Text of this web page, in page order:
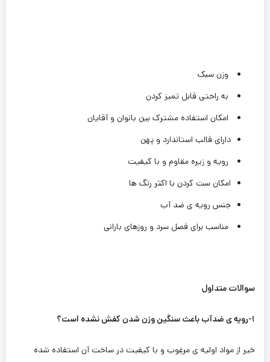
وزن سبک
به راحتی قابل تمیز کردن
امکان استفاده مشترک بین بانوان و آقایان
دارای قالب استاندارد و پهن
رویه و زیره مقاوم و با کیفیت
امکان ست کردن با اکثر رنگ ها
جنس رویه ی ضد آب
مناسب برای فصل سرد و روزهای بارانی
سوالات متداول
۱-رویه ی ضدآب باعث سنگین وزن شدن کفش نشده است؟
خیر از مواد اولیه ی مرغِوب و با کیفیت در ساخت آن استفاده شده